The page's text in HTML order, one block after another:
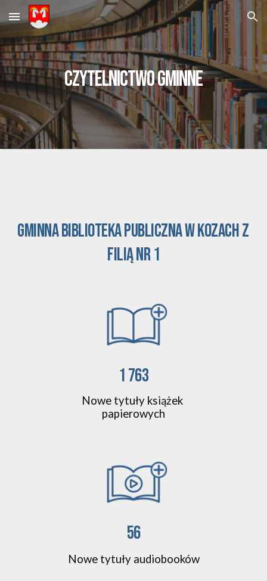
Skip to main content Skip to navigation
CZYTELNICTWO GMINNE
gminna biblioteka publiczna w kozach z
filią nr 1
1 763
Nowe tytuły książek
papierowych
56
Nowe tytuły audiobooków